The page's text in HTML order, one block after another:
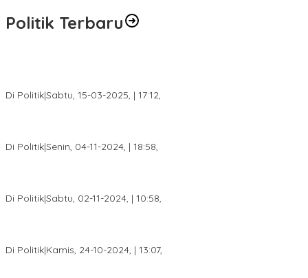
Politik Terbaru
Di Politik|Sabtu, 15-03-2025, | 17:12,
Di Politik|Senin, 04-11-2024, | 18:58,
Di Politik|Sabtu, 02-11-2024, | 10:58,
Di Politik|Kamis, 24-10-2024, | 13:07,